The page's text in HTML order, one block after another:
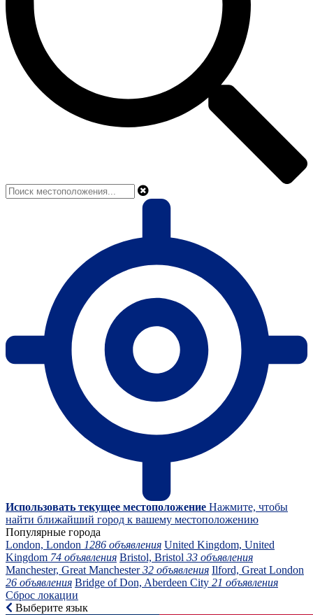
Использовать текущее местоположение Нажмите, чтобы
найти ближайший город к вашему местоположению
Популярные города
London, London 1286 объявления United Kingdom, United
Kingdom 74 объявления Bristol, Bristol 33 объявления
Manchester, Great Manchester32 объявления Ilford, Great London
26 объявления Bridge of Don, Aberdeen City 21 объявления
Сброс локации
Выберите язык